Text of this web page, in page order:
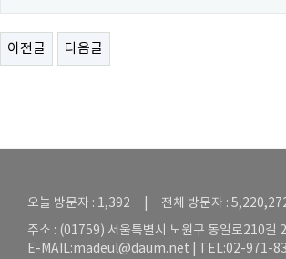
이전글 다음글
오늘 방문자 : 1,392 | 전체 방문자 :
주소 : (01759) 서울특별시 노원구 동일로210길
E-MAIL:madeul@daum.net | TEL:02-971-